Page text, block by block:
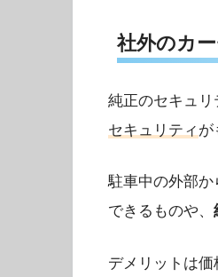
社外のカ
純正のセキュリ
セキュリティ が
駐車中の外部か
できるものや、
デメリットは